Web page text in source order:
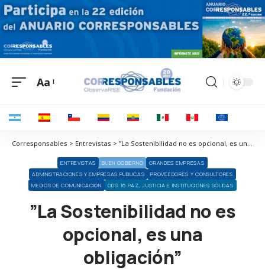
Aa
Corresponsables > Entrevistas > ”La Sostenibilidad no es opcional, es una obligación”
ENTREVISTAS BUEN GOBIERNO
GRANDES EMPRESAS
ADMINISTRACIONES Y EMPRESAS PÚBLICAS
PROVEEDORES Y CONSULTORES
MEDIOS DE COMUNICACIÓN
ODS 16 PAZ, JUSTICIA E INSTITUCIONES SÓLIDAS
”La Sostenibilidad no es
opcional, es una
obligación”